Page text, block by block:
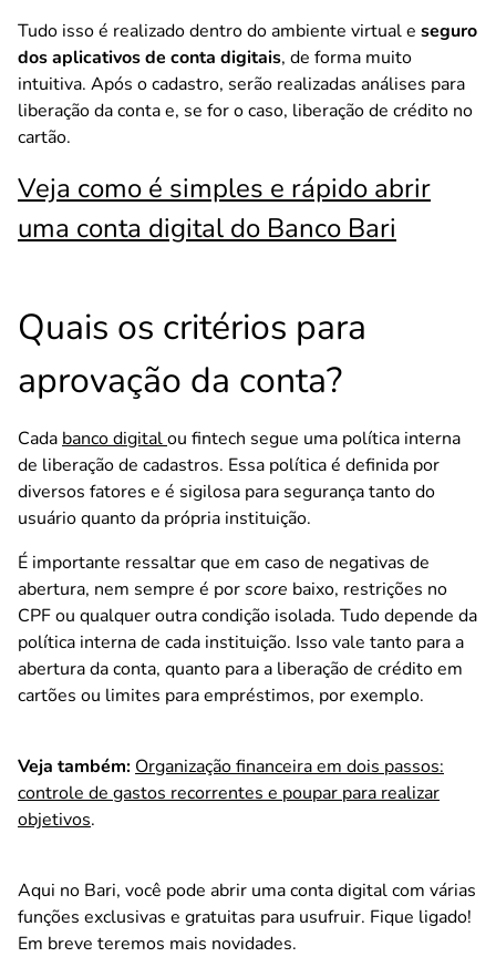
Tudo isso é realizado dentro do ambiente virtual e seguro
dos aplicativos de conta digitais, de forma muito
intuitiva. Após o cadastro, serão realizadas análises para
liberação da conta e, se for o caso, liberação de crédito no
cartão.
Veja como é simples e rápido abrir
uma conta digital do Banco Bari
Quais os critérios para
aprovação da conta?
Cada banco digitalou fintech segue uma política interna
de liberação de cadastros. Essa política é definida por
diversos fatores e é sigilosa para segurança tanto do
usuário quanto da própria instituição.
É importante ressaltar que em caso de negativas de
abertura, nem sempre é porscore baixo, restrições no
CPF ou qualquer outra condição isolada. Tudo depende da
política interna de cada instituição. Isso vale tanto para a
abertura da conta, quanto para a liberação de crédito em
cartões ou limites para empréstimos, por exemplo.
Veja também: Organização financeira em dois passos:
controle de gastos recorrentes e poupar para realizar
objetivos.
Aqui no Bari, você pode abrir uma conta digital com várias
funções exclusivas e gratuitas para usufruir. Fique ligado!
Em breve teremos mais novidades.